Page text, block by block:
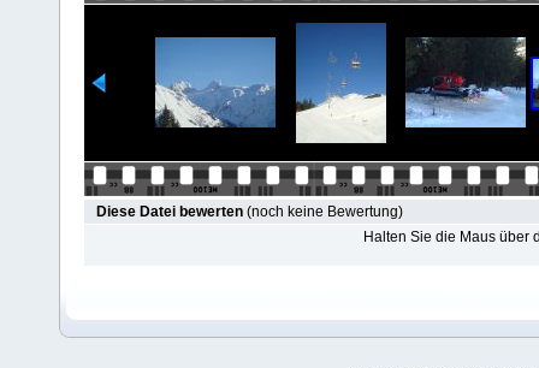
Diese Datei bewerten (noch keine Bewertung)
Halten Sie die Maus über